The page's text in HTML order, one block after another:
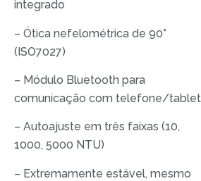
integrado
– Ótica nefelométrica de 90°
(ISO7027)
– Módulo Bluetooth para
comunicação com telefone/tablet
– Autoajuste em três faixas (10,
1000, 5000 NTU)
– Extremamente estável, mesmo